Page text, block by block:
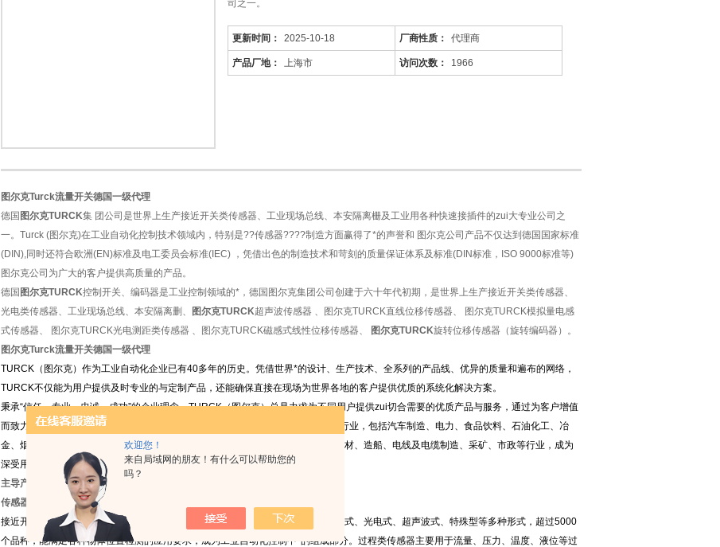
欢迎您！
来自局域网的朋友！有什么可以帮助您的
吗？
司之一。
更新时间： 2025-10-18 厂商性质： 代理商
产品厂地： 上海市 访问次数： 1966
图尔克Turck流量开关德国一级代理
德国 图尔克TURCK集 团公司是世界上生产接近开关类传感器、工业现场总线、本安隔离栅及工业用各种快速接插件的zui大专业公司之
一。Turck (图尔克)在工业自动化控制技术领域内，特别是??传感器????制造方面赢得了*的声誉和 图尔克公司产品不仅达到德国国家标准
(DIN),同时还符合欧洲(EN)标准及电工委员会标准(IEC) ，凭借出色的制造技术和苛刻的质量保证体系及标准(DIN标准，ISO 9000标准等)
图尔克公司为广大的客户提供高质量的产品。
德国 图尔克TURCK控制开关、编码器是工业控制领域的*，德国图尔克集团公司创建于六十年代初期，是世界上生产接近开关类传感器、
光电类传感器、工业现场总线、本安隔离删、
图尔克TURCK超声波传感器 、图尔克TURCK直线位移传感器、 图尔克TURCK模拟量电感
式传感器、 图尔克TURCK光电测距类传感器 、图尔克TURCK磁感式线性位移传感器、
图尔克TURCK旋转位移传感器（旋转编码器）。
图尔克Turck流量开关德国一级代理
TURCK （图尔克）作为工业自动化企业已有40多年的历史。凭借世界*的设计、生产技术、全系列的产品线、优异的质量和遍布的网络，
TURCK不仅能为用户提供及时专业的与定制产品，还能确保直接在现场为世界各地的客户提供优质的系统化解决方案。
秉承“信任、专业、忠诚、成功”的企业理念，TURCK（图尔克）总是力求为不同用户提供zui切合需要的优质产品与服务，通过为客户增值
而致力于客户的成功发展。
（图尔克）产品已广泛应用于世界各国的不同行业，包括汽车制造、电力、食品饮料、石油化工、冶
金、烟草、航空航天、机械、纺织、造纸、印刷、包装、轨道交通、物流、水泥建材、造船、电线及电缆制造、采矿、市政等行业，成为
深受用户信赖的*品牌。
主导产品
传感器
接近开关类传感器主要用于目标和物体位置的检测，分为电感式、电容式、磁感应式、光电式、超声波式、特殊型等多种形式，超过5000
个品种，能满足各种物体位置检测的应用要求，成为工业自动化控制中*的组成部分。过程类传感器主要用于流量、压力、温度、液位等过